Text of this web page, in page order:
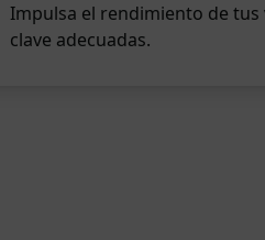
Impulsa el rendimiento de tus
clave adecuadas.